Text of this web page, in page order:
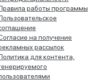
работы программы
на получение
рассылок
для контента,